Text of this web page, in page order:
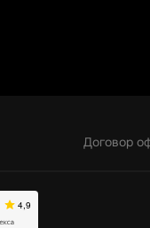
Договор